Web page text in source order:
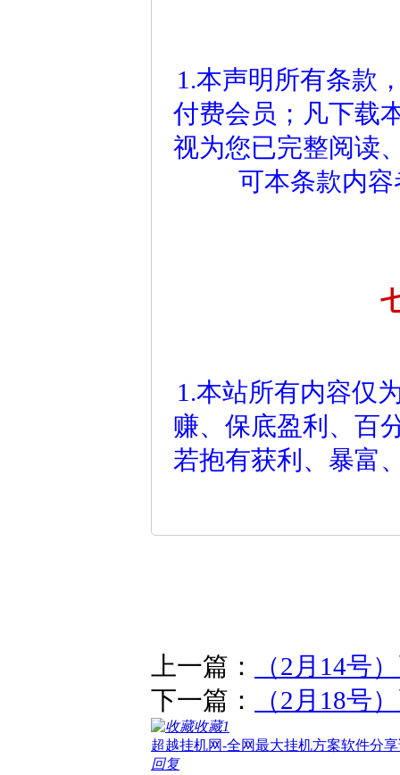
1.本声明所有条款
付费会员；凡下载
视为您已完整阅读
可本条款内
1.本站所有内容仅
赚、保底盈利、百
若抱有获利、暴富
上一篇：
（2月14号
下一篇：
（2月18号
收藏1
超越挂机网-全网最大挂机方案软件分
回复